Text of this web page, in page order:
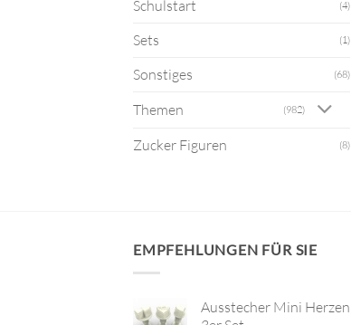
Schulstart (4)
Sets (1)
Sonstiges (68)
Themen (982)
Zucker Figuren (8)
EMPFEHLUNGEN FÜR SIE
Ausstecher Mini Herzen